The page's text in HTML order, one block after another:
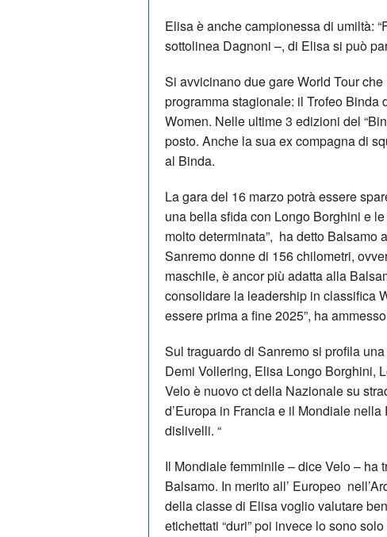
Elisa è anche campionessa di umiltà:
sottolinea Dagnoni –, di Elisa si può
Si avvicinano due gare World Tour
programma stagionale: il Trofeo
Women. Nelle ultime 3 edizioni del
posto. Anche la sua ex compagna di
al Binda.
La gara del 16 marzo potrà essere
una bella sfida con Longo Borghini e
molto determinata”, ha detto
Sanremo donne di 156 chilometri,
maschile, è ancor più adatta alla
consolidare la leadership in classifica
essere prima a fine 2025”, ha
Sul traguardo di Sanremo si profila
Demi Vollering, Elisa Longo Borghini,
Velo è nuovo ct della Nazionale su
d’Europa in Francia e il Mondiale
dislivelli. “
Il Mondiale femminile – dice Velo – ha
Balsamo. In merito all’ Europeo
della classe di Elisa voglio valutare
etichettati “duri” poi invece lo sono